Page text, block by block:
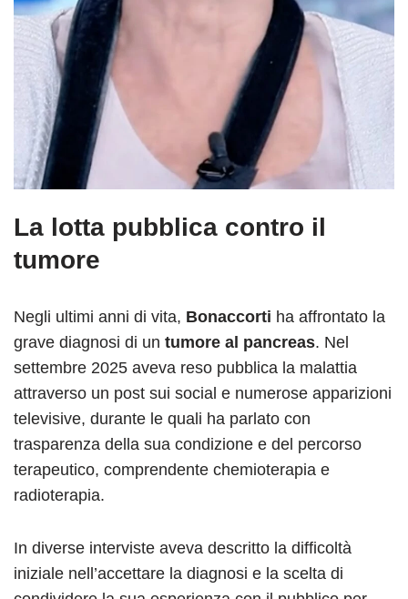
La lotta pubblica contro il
tumore
Negli ultimi anni di vita, Bonaccorti ha affrontato la
grave diagnosi di un tumore al pancreas. Nel
settembre 2025 aveva reso pubblica la malattia
attraverso un post sui social e numerose apparizioni
televisive, durante le quali ha parlato con
trasparenza della sua condizione e del percorso
terapeutico, comprendente chemioterapia e
radioterapia.
In diverse interviste aveva descritto la difficoltà
iniziale nell’accettare la diagnosi e la scelta di